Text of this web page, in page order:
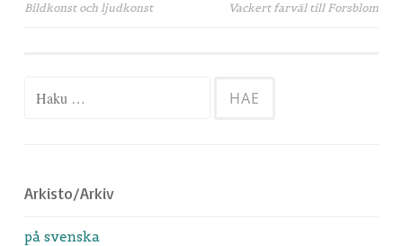
Artikkelien
Bildkonst och ljudkonst Vackert farväl till Forsblom
Haku:
Arkisto/Arkiv
på svenska